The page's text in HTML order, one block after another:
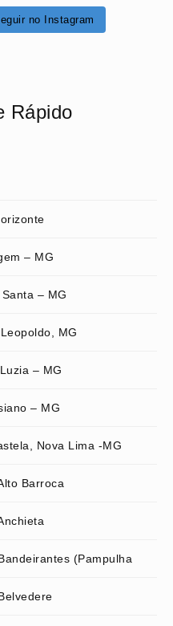
no Instagram
Rápido
– MG
– MG
MG
– MG
– MG
Nova Lima -MG
Barroca
(Pampulha